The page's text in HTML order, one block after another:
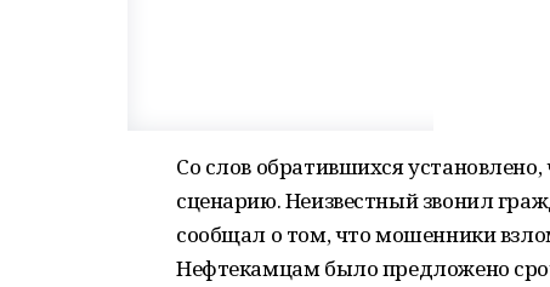
Со слов обратившихся
сценарию. Неизвестный звонил
сообщал о том, что мошенники
Нефтекамцам было предложено